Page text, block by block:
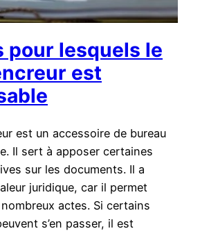
pour lesquels le
est
est un accessoire de bureau
Il sert à apposer certaines
sur les documents. Il a
juridique, car il permet
actes. Si certains
s’en passer, il est